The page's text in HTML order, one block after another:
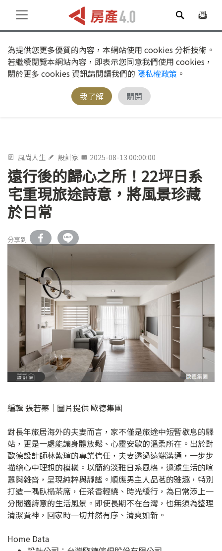
為提供您更多優質的內容，本網站使用 cookies 分析技術。
若繼續閱覽本網站內容，即表示您同意我們使用 cookies，
關於更多 cookies 資訊請閱讀我們的 隱私權政策 。
我了解
關閉
風尚人生 設計家 2025-08-13 00:00:00
遠行後的歸心之所！22坪日系
宅重現旅途詩意，將風景珍藏
於日常
分享到
編輯 張若蓁｜圖片提供 歐德集團
對長年旅居海外的夫妻而言，家不僅是旅途中短暫歇息的驛
站，更是一處能讓身體放鬆、心靈安歇的溫柔所在。出於對
歐德設計師林紫瑄的專業信任，夫妻透過遠端溝通，一步步
描繪心中理想的模樣。以簡約淡雅日系風格，過濾生活的喧
囂與雜沓，呈現純粹與靜謐。順應男主人品茗的雅趣，特別
打造一隅臥榻茶席，任茶香輕繞、時光緩行，為日常添上一
分閒適詩意的生活風景。即使長期不在台灣，也無須為整理
清潔費神，回家時一切井然有序、清爽如新。
Home Data